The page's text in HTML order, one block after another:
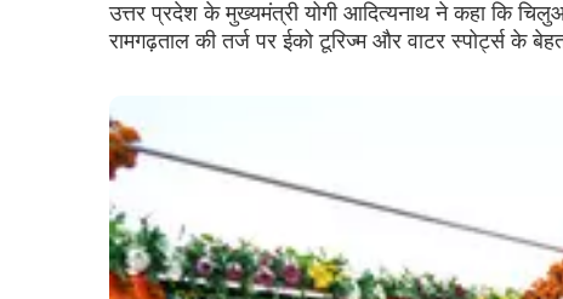
उत्तर प्रदेश के मुख्यमंत्री योगी आदित्यनाथ ने कहा कि
रामगढ़ताल की तर्ज पर ईको टूरिज्म और वाटर स्पोर्ट्स के